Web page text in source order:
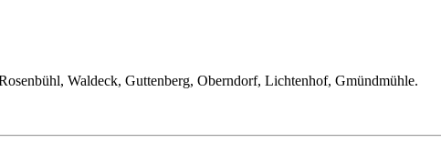
Waldeck, Guttenberg, Oberndorf, Lichtenhof, Gmündmühle.